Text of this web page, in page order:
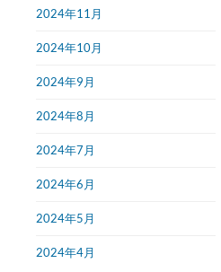
2024年11月
2024年10月
2024年9月
2024年8月
2024年7月
2024年6月
2024年5月
2024年4月